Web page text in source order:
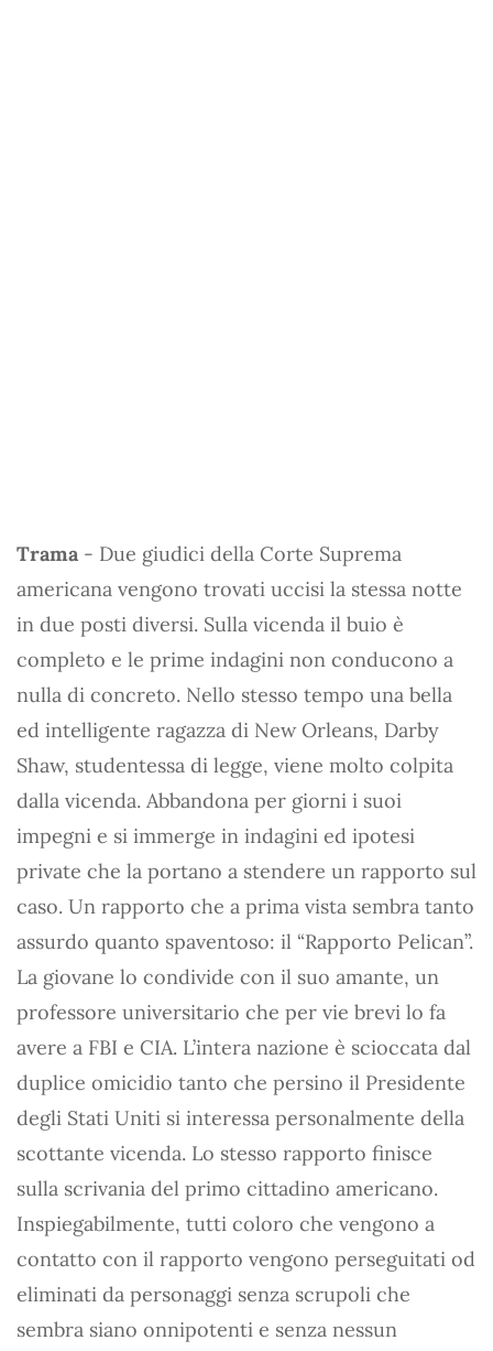
Trama - Due giudici della Corte Suprema
americana vengono trovati uccisi la stessa notte
in due posti diversi. Sulla vicenda il buio è
completo e le prime indagini non conducono a
nulla di concreto. Nello stesso tempo una bella
ed intelligente ragazza di New Orleans, Darby
Shaw, studentessa di legge, viene molto colpita
dalla vicenda. Abbandona per giorni i suoi
impegni e si immerge in indagini ed ipotesi
private che la portano a stendere un rapporto sul
caso. Un rapporto che a prima vista sembra tanto
assurdo quanto spaventoso: il “Rapporto Pelican”.
La giovane lo condivide con il suo amante, un
professore universitario che per vie brevi lo fa
avere a FBI e CIA. L’intera nazione è scioccata dal
duplice omicidio tanto che persino il Presidente
degli Stati Uniti si interessa personalmente della
scottante vicenda. Lo stesso rapporto finisce
sulla scrivania del primo cittadino americano.
Inspiegabilmente, tutti coloro che vengono a
contatto con il rapporto vengono perseguitati od
eliminati da personaggi senza scrupoli che
sembra siano onnipotenti e senza nessun